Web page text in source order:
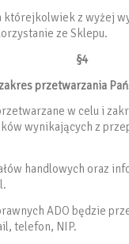
którejkolwiek z wyżej
ze Sklepu.
§4
przetwarzania
w celu i
wynikających z
handlowych oraz
ADO będzie
telefon, NIP.